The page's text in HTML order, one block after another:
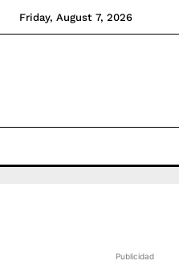
Friday, August 7, 2026
Publicidad